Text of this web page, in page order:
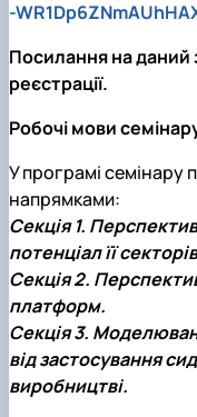
-
Посилання на даний
реєстрації.
Робочі мови
У програмі семінару
напрямками:
Секція 1.
потенціал її
Секція 2.
платформ.
Секція 3.
від застосування
виробництві.